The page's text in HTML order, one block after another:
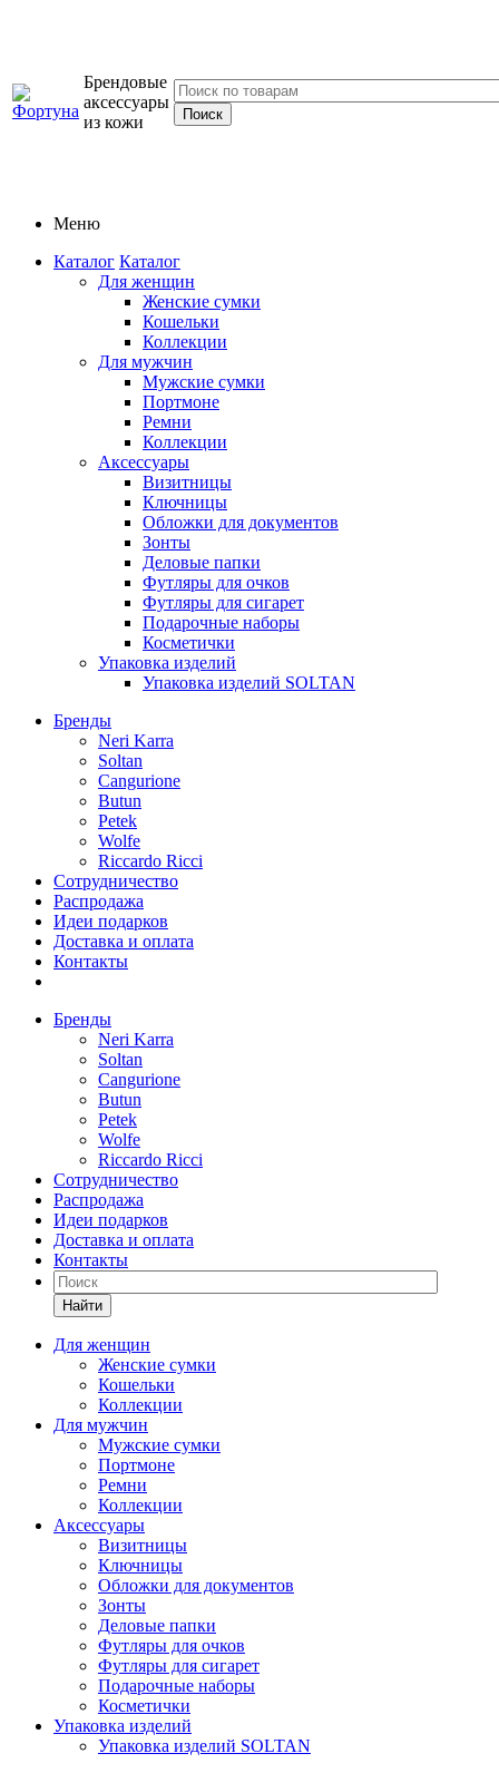
Брендовые
аксессуары
из кожи
Меню
Каталог Каталог
Для женщин
Женские сумки
Кошельки
Коллекции
Для мужчин
Мужские сумки
Портмоне
Ремни
Коллекции
Аксессуары
Визитницы
Ключницы
Обложки для документов
Зонты
Деловые папки
Футляры для очков
Футляры для сигарет
Подарочные наборы
Косметички
Упаковка изделий
Упаковка изделий SOLTAN
Бренды
Neri Karra
Soltan
Cangurione
Butun
Petek
Wolfe
Riccardo Ricci
Сотрудничество
Распродажа
Идеи подарков
Доставка и оплата
Контакты
Бренды
Neri Karra
Soltan
Cangurione
Butun
Petek
Wolfe
Riccardo Ricci
Сотрудничество
Распродажа
Идеи подарков
Доставка и оплата
Контакты
Найти
Для женщин
Женские сумки
Кошельки
Коллекции
Для мужчин
Мужские сумки
Портмоне
Ремни
Коллекции
Аксессуары
Визитницы
Ключницы
Обложки для документов
Зонты
Деловые папки
Футляры для очков
Футляры для сигарет
Подарочные наборы
Косметички
Упаковка изделий
Упаковка изделий SOLTAN